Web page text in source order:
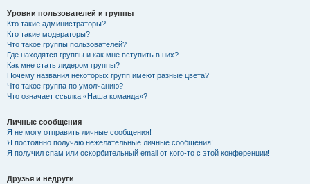
Уровни пользователей и группы
Кто такие администраторы?
Кто такие модераторы?
Что такое группы пользователей?
Где находятся группы и как мне вступить в них?
Как мне стать лидером группы?
Почему названия некоторых групп имеют разные цвета?
Что такое группа по умолчанию?
Что означает ссылка «Наша команда»?
Личные сообщения
Я не могу отправить личные сообщения!
Я постоянно получаю нежелательные личные сообщения!
Я получил спам или оскорбительный email от кого-то с этой конференции!
Друзья и недруги